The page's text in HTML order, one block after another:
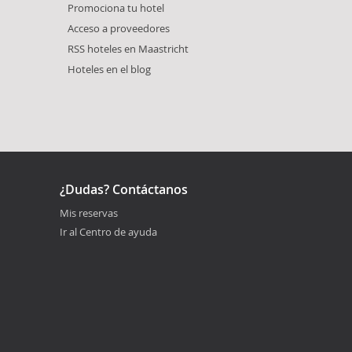
Promociona tu hotel
Acceso a proveedores
RSS hoteles en Maastricht
Hoteles en el blog
¿Dudas? Contáctanos
Mis reservas
Ir al Centro de ayuda